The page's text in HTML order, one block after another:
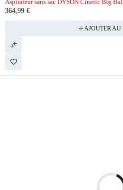
Aspirateur sans sac DYSON Cinetic Big
364,99 €
AJOUTER AU